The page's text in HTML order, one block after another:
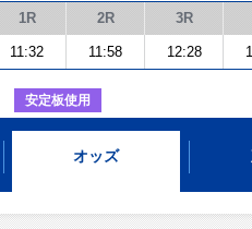
1R 2R 3R
11:32 11:58 12:28
安定板使用
オッズ